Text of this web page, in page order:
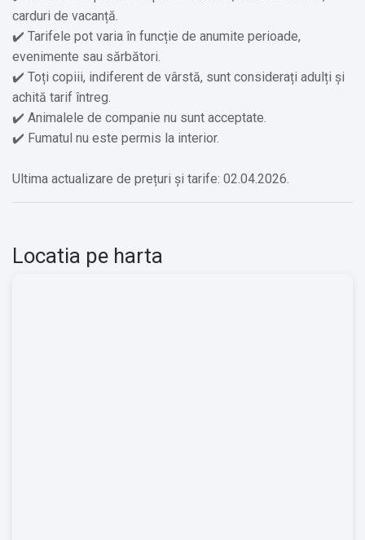
carduri de vacanță.
✔️ Tarifele pot varia în funcție de anumite perioade,
evenimente sau sărbători.
✔️ Toți copiii, indiferent de vârstă, sunt considerați adulți și
achită tarif întreg.
✔️ Animalele de companie nu sunt acceptate.
✔️ Fumatul nu este permis la interior.
Ultima actualizare de prețuri și tarife: 02.04.2026.
Locatia pe harta